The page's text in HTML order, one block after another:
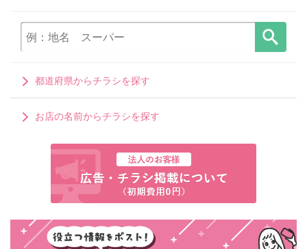
都道府県からチラシを探す
お店の名前からチラシを探す